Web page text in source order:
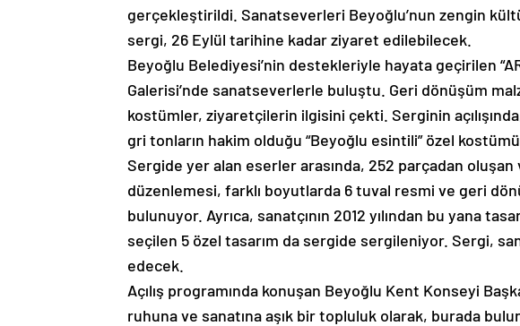
gerçekleştirildi. Sanatseverleri Beyoğlu’nun zengin
sergi, 26 Eylül tarihine kadar ziyaret edilebilecek.
Beyoğlu Belediyesi’nin destekleriyle hayata geçirilen
Galerisi’nde sanatseverlerle buluştu. Geri dönüşüm
kostümler, ziyaretçilerin ilgisini çekti. Serginin açılışında,
gri tonların hakim olduğu “Beyoğlu esintili” özel kostümü
Sergide yer alan eserler arasında, 252 parçadan
düzenlemesi, farklı boyutlarda 6 tuval resmi ve geri
bulunuyor. Ayrıca, sanatçının 2012 yılından bu yana
seçilen 5 özel tasarım da sergide sergileniyor. Sergi,
edecek.
Açılış programında konuşan Beyoğlu Kent Konseyi
ruhuna ve sanatına aşık bir topluluk olarak, burada